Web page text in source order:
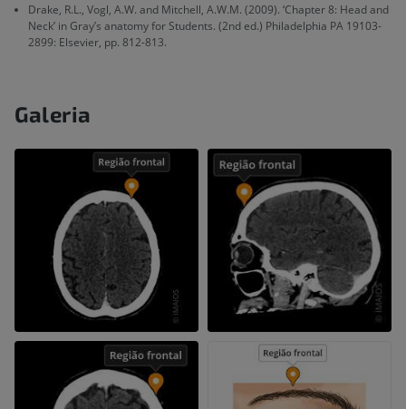
Drake, R.L., Vogl, A.W. and Mitchell, A.W.M. (2009). ‘Chapter 8: Head and
Neck’ in Gray’s anatomy for Students. (2nd ed.) Philadelphia PA 19103-
2899: Elsevier, pp. 812-813.
Galeria